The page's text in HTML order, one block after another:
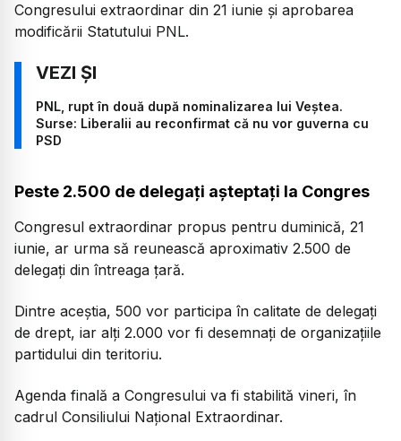
Congresului extraordinar din 21 iunie și aprobarea
modificării Statutului PNL.
PNL, rupt în două după nominalizarea lui Veștea.
Surse: Liberalii au reconfirmat că nu vor guverna cu
PSD
Peste 2.500 de delegați așteptați la Congres
Congresul extraordinar propus pentru duminică, 21
iunie, ar urma să reunească aproximativ 2.500 de
delegați din întreaga țară.
Dintre aceștia, 500 vor participa în calitate de delegați
de drept, iar alți 2.000 vor fi desemnați de organizațiile
partidului din teritoriu.
Agenda finală a Congresului va fi stabilită vineri, în
cadrul Consiliului Național Extraordinar.